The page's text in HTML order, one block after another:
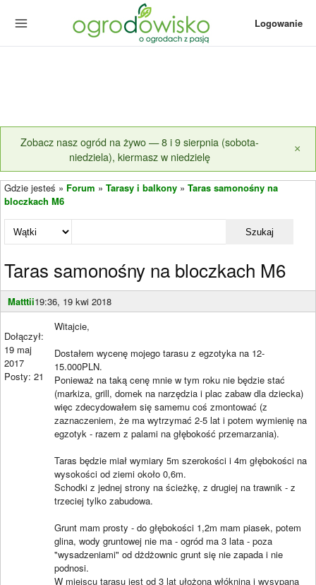
Logowanie
Zobacz nasz ogród na żywo — 8 i 9 sierpnia (sobota-
niedziela), kiermasz w niedzielę
×
Gdzie jesteś » Forum » Tarasy i balkony » Taras samonośny na
bloczkach M6
Szukaj
Taras samonośny na bloczkach M6
Matttii19:36, 19 kwi 2018
Dołączył:
19 maj
2017
Posty: 21
Witajcie,
Dostałem wycenę mojego tarasu z egzotyka na 12-
15.000PLN.
Ponieważ na taką cenę mnie w tym roku nie będzie stać
(markiza, grill, domek na narzędzia i plac zabaw dla dziecka)
więc zdecydowałem się samemu coś zmontować (z
zaznaczeniem, że ma wytrzymać 2-5 lat i potem wymienię na
egzotyk - razem z palami na głębokość przemarzania).
Taras będzie miał wymiary 5m szerokości i 4m głębokości na
wysokości od ziemi około 0,6m.
Schodki z jednej strony na ścieżkę, z drugiej na trawnik - z
trzeciej tylko zabudowa.
Grunt mam prosty - do głębokości 1,2m mam piasek, potem
glina, wody gruntowej nie ma - ogród ma 3 lata - poza
"wysadzeniami" od dżdżownic grunt się nie zapada i nie
podnosi.
W miejscu tarasu jest od 3 lat ułożona włóknina i wysypana